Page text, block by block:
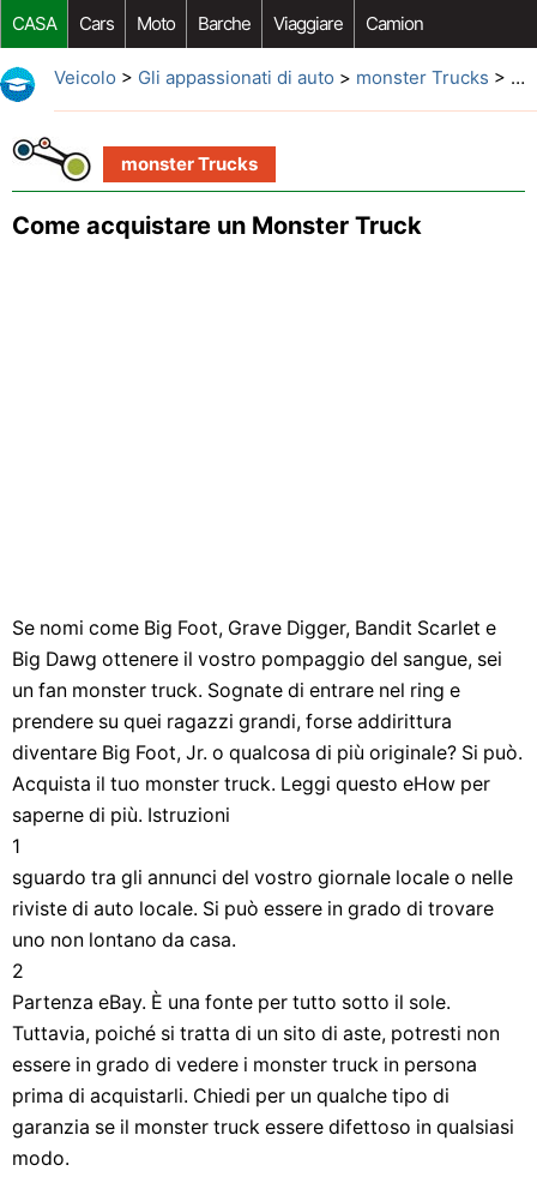
CASA Cars Moto Barche Viaggiare Camion
Riparazione Auto Acquisto Auto Car Opzioni Aftermarket
Veicolo > Gli appassionati di auto > monster Trucks > Come acquistare un Monster Truck
monster Trucks
Come acquistare un Monster Truck
Se nomi come Big Foot, Grave Digger, Bandit Scarlet e
Big Dawg ottenere il vostro pompaggio del sangue, sei
un fan monster truck. Sognate di entrare nel ring e
prendere su quei ragazzi grandi, forse addirittura
diventare Big Foot, Jr. o qualcosa di più originale? Si può.
Acquista il tuo monster truck. Leggi questo eHow per
saperne di più. Istruzioni
1
sguardo tra gli annunci del vostro giornale locale o nelle
riviste di auto locale. Si può essere in grado di trovare
uno non lontano da casa.
2
Partenza eBay. È una fonte per tutto sotto il sole.
Tuttavia, poiché si tratta di un sito di aste, potresti non
essere in grado di vedere i monster truck in persona
prima di acquistarli. Chiedi per un qualche tipo di
garanzia se il monster truck essere difettoso in qualsiasi
modo.